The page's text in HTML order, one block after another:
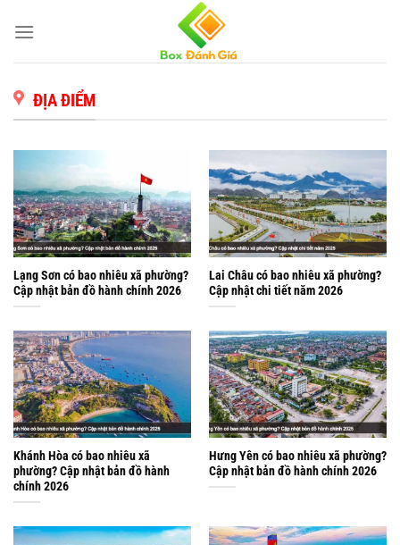
qua
ĐỊA ĐIỂM
Lạng Sơn có bao nhiêu xã phường?
Cập nhật bản đồ hành chính 2026
Lai Châu có bao nhiêu xã phường?
Cập nhật chi tiết năm 2026
Khánh Hòa có bao nhiêu xã
phường? Cập nhật bản đồ hành
chính 2026
Hưng Yên có bao nhiêu xã phường?
Cập nhật bản đồ hành chính 2026